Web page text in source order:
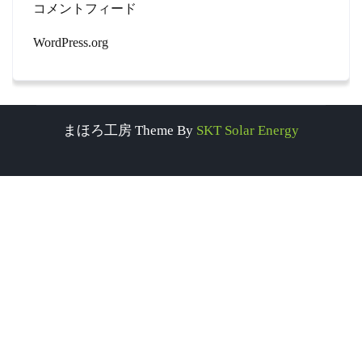
コメントフィード
WordPress.org
まほろ工房 Theme By SKT Solar Energy